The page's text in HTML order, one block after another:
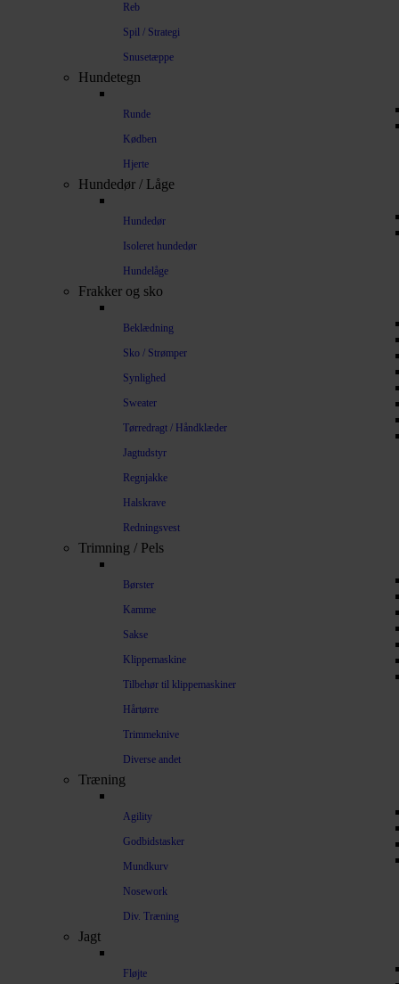
Reb
Spil / Strategi
Snusetæppe
Hundetegn
Runde
Kødben
Hjerte
Hundedør / Låge
Hundedør
Isoleret hundedør
Hundelåge
Frakker og sko
Beklædning
Sko / Strømper
Synlighed
Sweater
Tørredragt / Håndklæder
Jagtudstyr
Regnjakke
Halskrave
Redningsvest
Trimning / Pels
Børster
Kamme
Sakse
Klippemaskine
Tilbehør til klippemaskiner
Hårtørre
Trimmeknive
Diverse andet
Træning
Agility
Godbidstasker
Mundkurv
Nosework
Div. Træning
Jagt
Fløjte